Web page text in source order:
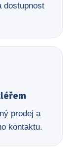
dostupnost
prodej a
kontaktu.